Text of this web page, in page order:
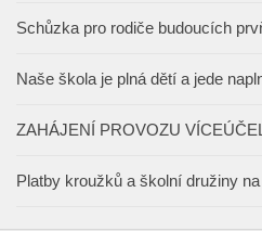
Schůzka pro rodiče budoucích
Naše škola je plná dětí a jede
ZAHÁJENÍ PROVOZU
Platby kroužků a školní družiny